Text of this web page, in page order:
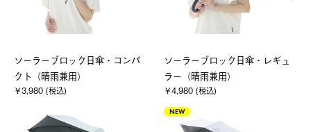
ソーラーブロック日傘・コンパ
クト（晴雨兼用）
￥3,980 (税込)
ソーラーブロック日傘・レギュ
ラー（晴雨兼用）
￥4,980 (税込)
NEW